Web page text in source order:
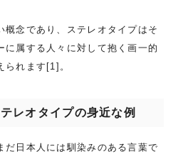
概念であり、ステレオタイプはそ
に属する人々に対して抱く画一的
られます[1]。
レオタイプの身近な例
だ日本人には馴染みのある言葉で